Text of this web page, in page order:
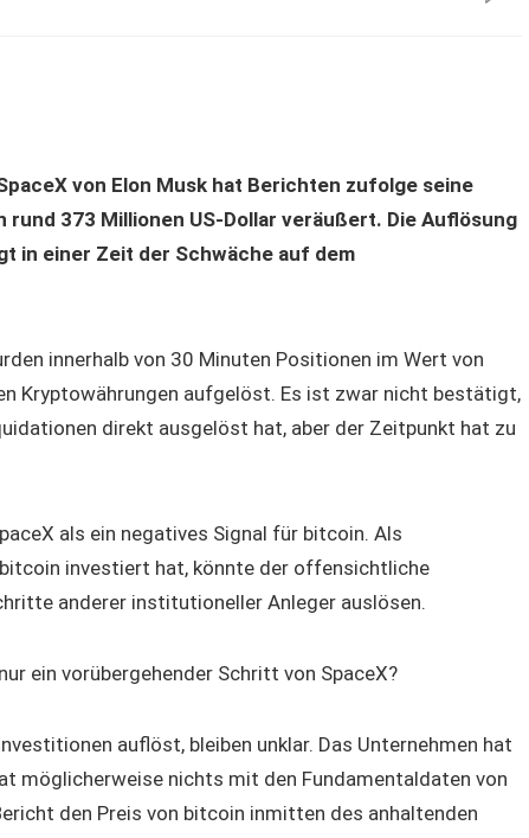
von Elon Musk hat Berichten zufolge seine
373 Millionen US-Dollar veräußert. Die Auflösung
in einer Zeit der Schwäche auf dem
innerhalb von 30 Minuten Positionen im Wert von
Kryptowährungen aufgelöst. Es ist zwar nicht bestätigt,
direkt ausgelöst hat, aber der Zeitpunkt hat zu
als ein negatives Signal für bitcoin. Als
investiert hat, könnte der offensichtliche
anderer institutioneller Anleger auslösen.
ein vorübergehender Schritt von SpaceX?
auflöst, bleiben unklar. Das Unternehmen hat
möglicherweise nichts mit den Fundamentaldaten von
den Preis von bitcoin inmitten des anhaltenden